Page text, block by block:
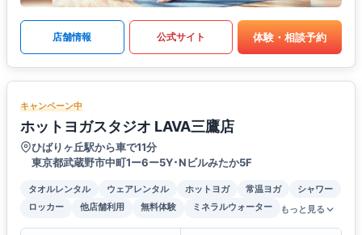
店舗情報 公式サイト 体験・相談予約
キャンペーン中
ホットヨガスタジオ LAVA三鷹店
ひばりヶ丘駅から車で11分
東京都武蔵野市中町1ー6ー5Y･Nビルみたか5F
タオルレンタル ウェアレンタル ホットヨガ 常温ヨガ
シャワー
ロッカー
他店舗利用 無料体験 ミネラルウォーター もっと見る